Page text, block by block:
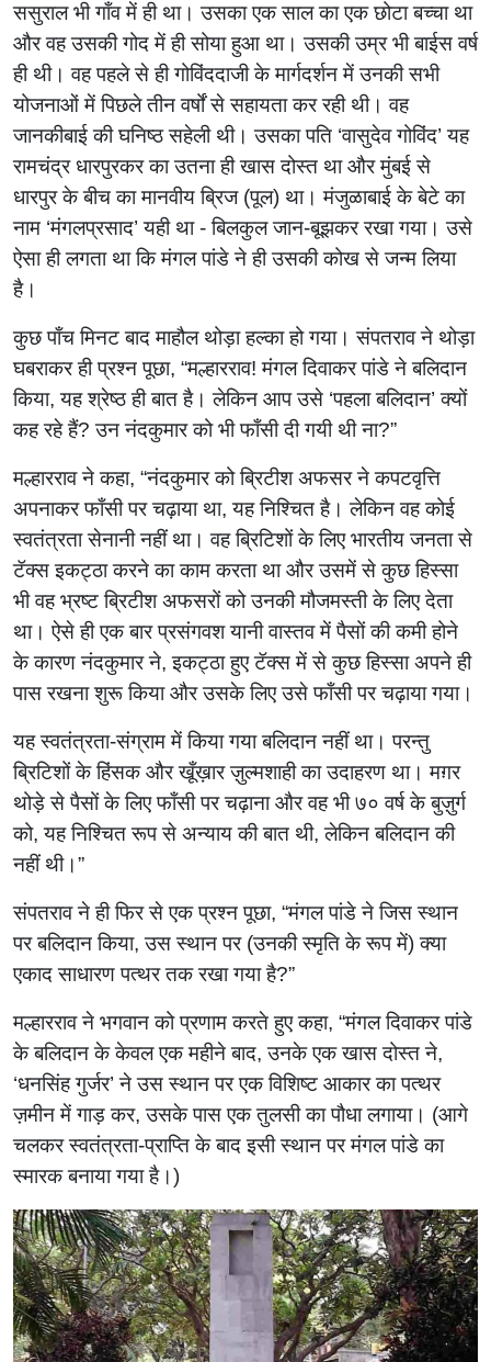
ससुराल भी गाँव में ही था। उसका एक साल का एक छोटा बच्चा था
और वह उसकी गोद में ही सोया हुआ था। उसकी उम्र भी बाईस वर्ष
ही थी। वह पहले से ही गोविंददाजी के मार्गदर्शन में उनकी सभी
योजनाओं में पिछले तीन वर्षों से सहायता कर रही थी। वह
जानकीबाई की घनिष्ठ सहेली थी। उसका पति ‌‘वासुदेव गोविंद‌’ यह
रामचंद्र धारपुरकर का उतना ही खास दोस्त था और मुंबई से
धारपुर के बीच का मानवीय ब्रिज (पूल) था। मंजुळाबाई के बेटे का
नाम ‌‘मंगलप्रसाद‌’ यही था - बिलकुल जान-बूझकर रखा गया। उसे
ऐसा ही लगता था कि मंगल पांडे ने ही उसकी कोख से जन्म लिया
है।
कुछ पाँच मिनट बाद माहौल थोड़ा हल्का हो गया। संपतराव ने थोड़ा
घबराकर ही प्रश्न पूछा, “मल्हारराव! मंगल दिवाकर पांडे ने बलिदान
किया, यह श्रेष्ठ ही बात है। लेकिन आप उसे ‌‘पहला बलिदान‌’ क्यों
कह रहे हैं? उन नंदकुमार को भी फाँसी दी गयी थी ना?”
मल्हारराव ने कहा, “नंदकुमार को ब्रिटीश अफसर ने कपटवृत्ति
अपनाकर फाँसी पर चढ़ाया था, यह निश्चित है। लेकिन वह कोई
स्वतंत्रता सेनानी नहीं था। वह ब्रिटिशों के लिए भारतीय जनता से
टॅक्स इकट्ठा करने का काम करता था और उसमें से कुछ हिस्सा
भी वह भ्रष्ट ब्रिटीश अफसरों को उनकी मौजमस्ती के लिए देता
था। ऐसे ही एक बार प्रसंगवश यानी वास्तव में पैसों की कमी होने
के कारण नंदकुमार ने, इकट्ठा हुए टॅक्स में से कुछ हिस्सा अपने ही
पास रखना शुरू किया और उसके लिए उसे फाँसी पर चढ़ाया गया।
यह स्वतंत्रता-संग्राम में किया गया बलिदान नहीं था। परन्तु
ब्रिटिशों के हिंसक और खूँख़ार ज़ुल्मशाही का उदाहरण था। मग़र
थोड़े से पैसों के लिए फाँसी पर चढ़ाना और वह भी ७० वर्ष के बुज़ुर्ग
को, यह निश्चित रूप से अन्याय की बात थी, लेकिन बलिदान की
नहीं थी।”
संपतराव ने ही फिर से एक प्रश्न पूछा, “मंगल पांडे ने जिस स्थान
पर बलिदान किया, उस स्थान पर (उनकी स्मृति के रूप में) क्या
एकाद साधारण पत्थर तक रखा गया है?”
मल्हारराव ने भगवान को प्रणाम करते हुए कहा, “मंगल दिवाकर पांडे
के बलिदान के केवल एक महीने बाद, उनके एक खास दोस्त ने,
‌‘धनसिंह गुर्जर‌’ ने उस स्थान पर एक विशिष्ट आकार का पत्थर
ज़मीन में गाड़ कर, उसके पास एक तुलसी का पौधा लगाया। (आगे
चलकर स्वतंत्रता-प्राप्ति के बाद इसी स्थान पर मंगल पांडे का
स्मारक बनाया गया है।)